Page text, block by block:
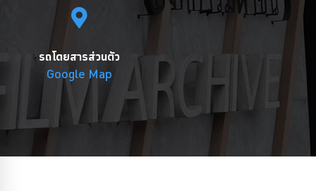
รถโดยสารส่วนตัว
Google Map